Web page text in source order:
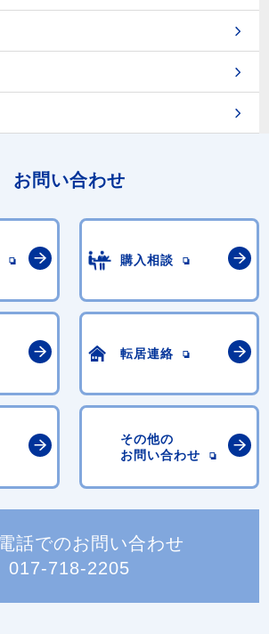
お問い合わせ
購入相談
転居連絡
その他の
お問い合わせ
電話でのお問い合わせ
017-718-2205